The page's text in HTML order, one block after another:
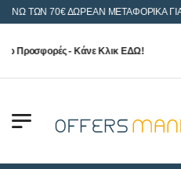
ΤΩΝ 70€ ΔΩΡΕΑΝ ΜΕΤΑΦΟΡΙΚΑ ΓΙΑ
Προσφορές - Κάνε Κλικ ΕΔΩ!